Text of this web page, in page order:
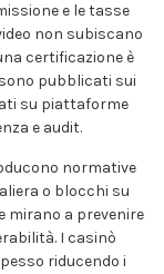
e le tasse
non subiscano
certificazione è
pubblicati sui
su piattaforme
e audit.
normative
o blocchi su
mirano a prevenire
I casinò
riducendo i